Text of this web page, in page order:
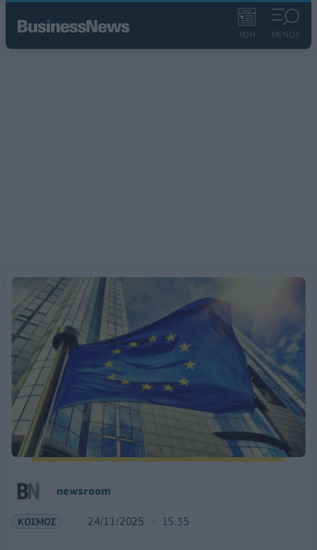
ΡΟΗ ΜΕΝΟΥ
newsroom
ΚΟΣΜΟΣ 24/11/2025 15:35